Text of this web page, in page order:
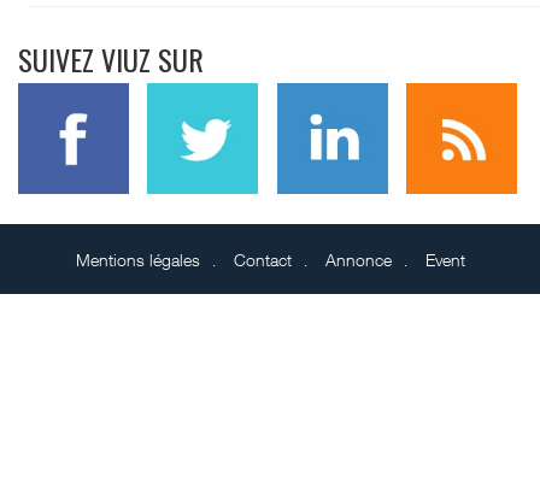
SUIVEZ VIUZ SUR
Mentions légales Contact Annonce Event